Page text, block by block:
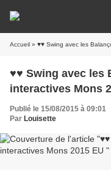
Accueil » ♥♥ Swing avec les
♥♥ Swing avec les
interactives Mons
Publié le 15/08/2015 à 09:01
Par Louisette